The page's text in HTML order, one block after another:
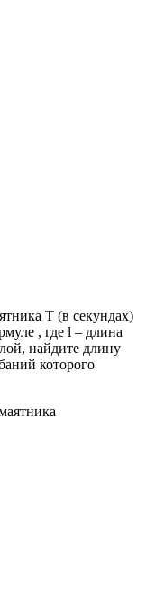
T (в секундах)
, где l – длина
найдите длину
которого